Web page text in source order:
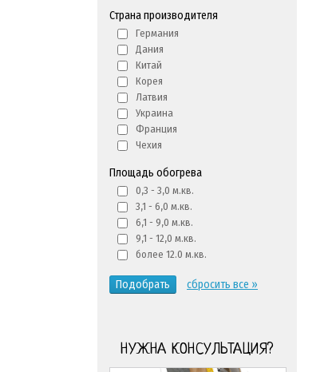
Страна производителя
Германия
Дания
Китай
Корея
Латвия
Украина
Франция
Чехия
Площадь обогрева
0,3 - 3,0 м.кв.
3,1 - 6,0 м.кв.
6,1 - 9,0 м.кв.
9,1 - 12,0 м.кв.
более 12.0 м.кв.
Подобрать сбросить все »
НУЖНА КОНСУЛЬТАЦИЯ?